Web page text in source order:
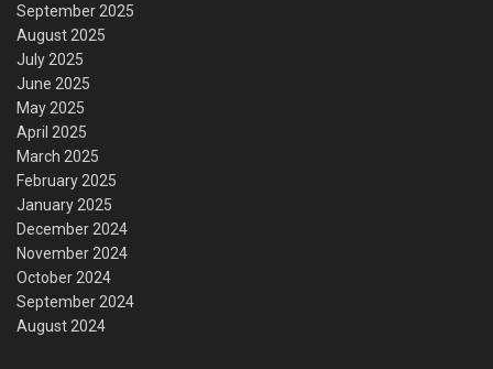
September 2025
August 2025
July 2025
June 2025
May 2025
April 2025
March 2025
February 2025
January 2025
December 2024
November 2024
October 2024
September 2024
August 2024